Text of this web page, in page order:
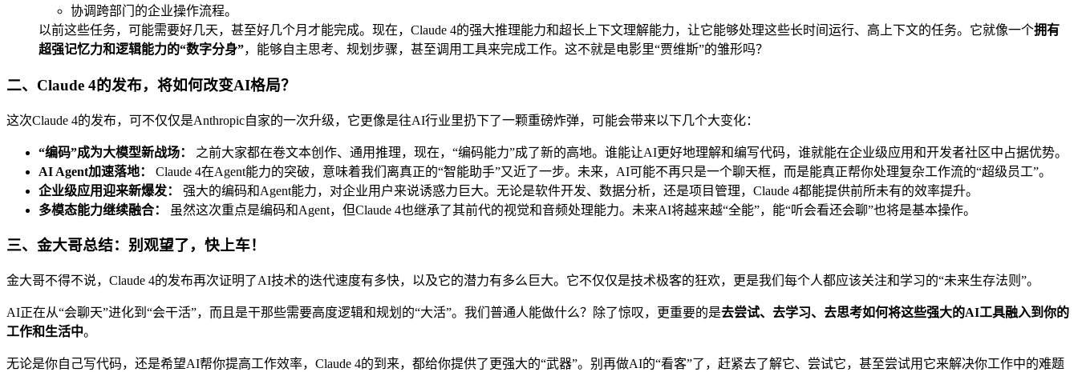
协调跨部门的企业操作流程。
以前这些任务，可能需要好几天，甚至好几个月才能完成。现在，Claude 4的强大推理能力和超长上下文理解能力，让它能够处理这些长时间运行、高上下文的任务。它就像一个拥有
超强记忆力和逻辑能力的“数字分身”，能够自主思考、规划步骤，甚至调用工具来完成工作。这不就是电影里“贾维斯”的雏形吗？
二、Claude 4的发布，将如何改变AI格局？
这次Claude 4的发布，可不仅仅是Anthropic自家的一次升级，它更像是往AI行业里扔下了一颗重磅炸弹，可能会带来以下几个大变化：
“编码”成为大模型新战场：
之前大家都在卷文本创作、通用推理，现在，“编码能力”成了新的高地。谁能让AI更好地理解和编写代码，谁就能在企业级应用和开发者社区中占据优势。
AI Agent加速落地：
Claude 4在Agent能力的突破，意味着我们离真正的“智能助手”又近了一步。未来，AI可能不再只是一个聊天框，而是能真正帮你处理复杂工作流的“超级员工”。
企业级应用迎来新爆发：
强大的编码和Agent能力，对企业用户来说诱惑力巨大。无论是软件开发、数据分析，还是项目管理，Claude 4都能提供前所未有的效率提升。
多模态能力继续融合：
虽然这次重点是编码和Agent，但Claude 4也继承了其前代的视觉和音频处理能力。未来AI将越来越“全能”，能“听会看还会聊”也将是基本操作。
三、金大哥总结：别观望了，快上车！
金大哥不得不说，Claude 4的发布再次证明了AI技术的迭代速度有多快，以及它的潜力有多么巨大。它不仅仅是技术极客的狂欢，更是我们每个人都应该关注和学习的“未来生存法则”。
AI正在从“会聊天”进化到“会干活”，而且是干那些需要高度逻辑和规划的“大活”。我们普通人能做什么？除了惊叹，更重要的是去尝试、去学习、去思考如何将这些强大的AI工具融入到你的
工作和生活中。
无论是你自己写代码，还是希望AI帮你提高工作效率，Claude 4的到来，都给你提供了更强大的“武器”。别再做AI的“看客”了，赶紧去了解它、尝试它，甚至尝试用它来解决你工作中的难题